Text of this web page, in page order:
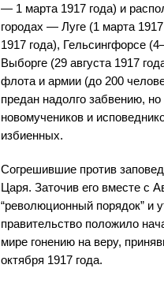
— 1 марта 1917 года) и
городах — Луге (1 марта
1917 года), Гельсингфорсе
Выборге (29 августа 1917
флота и армии (до 200
предан надолго забвению,
новомучеников и
избиенных.
Согрешившие против
Царя. Заточив его вместе с
“революционный порядок” и
правительство положило
мире гонению на веру,
октября 1917 года.